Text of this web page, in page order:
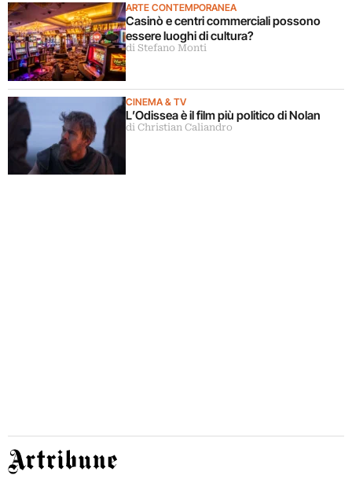
ARTE CONTEMPORANEA
Casinò e centri commerciali possono
essere luoghi di cultura?
di Stefano Monti
CINEMA & TV
L’Odissea è il film più politico di Nolan
di Christian Caliandro
Artribune